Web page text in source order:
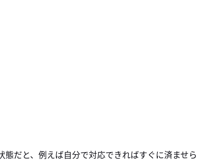
態だと、例えば自分で対応できればすぐに済ませら